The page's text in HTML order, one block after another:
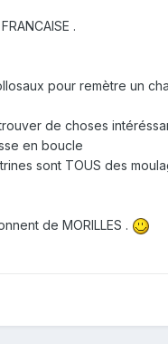
.
pour remètre un
de choses
en boucle
sont TOUS des
de MORILLES .